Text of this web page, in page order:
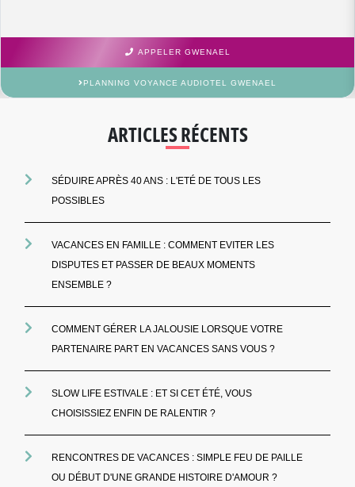
APPELER GWENAEL
PLANNING VOYANCE AUDIOTEL GWENAEL
ARTICLES RÉCENTS
SÉDUIRE APRÈS 40 ANS : L'ETÉ DE TOUS LES
POSSIBLES
VACANCES EN FAMILLE : COMMENT EVITER LES
DISPUTES ET PASSER DE BEAUX MOMENTS
ENSEMBLE ?
COMMENT GÉRER LA JALOUSIE LORSQUE VOTRE
PARTENAIRE PART EN VACANCES SANS VOUS ?
SLOW LIFE ESTIVALE : ET SI CET ÉTÉ, VOUS
CHOISISSIEZ ENFIN DE RALENTIR ?
RENCONTRES DE VACANCES : SIMPLE FEU DE PAILLE
OU DÉBUT D'UNE GRANDE HISTOIRE D'AMOUR ?